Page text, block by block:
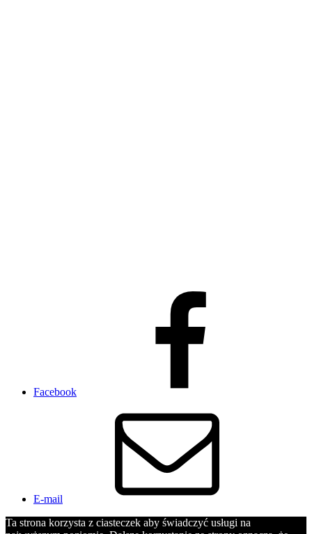
Facebook
E-mail
Ta strona korzysta z ciasteczek aby świadczyć usługi na